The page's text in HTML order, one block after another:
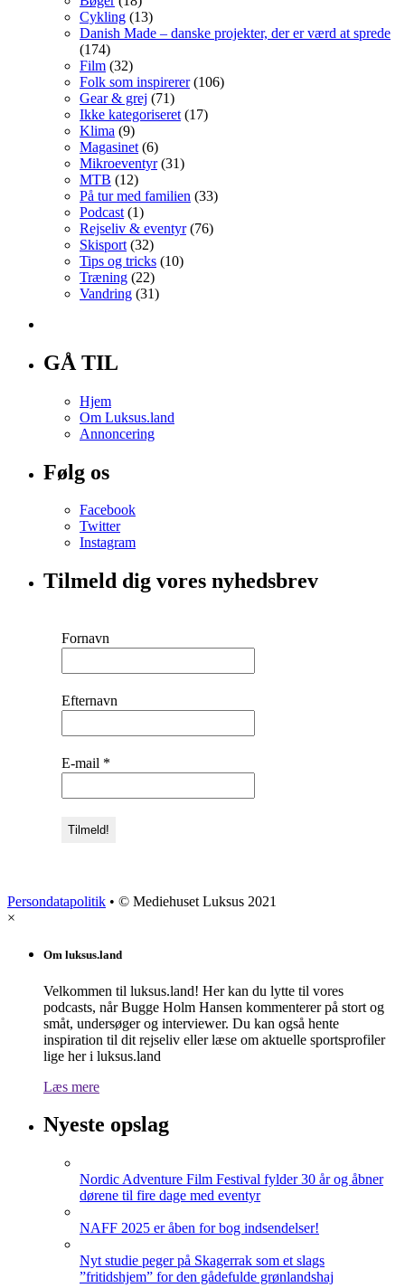
Cykling (13)
Danish Made – danske projekter, der er værd at sprede
(174)
Film (32)
Folk som inspirerer(106)
Gear & grej (71)
Ikke kategoriseret (17)
Klima (9)
Magasinet (6)
Mikroeventyr(31)
MTB (12)
På tur med familien (33)
Podcast (1)
Rejseliv & eventyr(76)
Skisport (32)
Tips og tricks (10)
Træning (22)
Vandring (31)
GÅ TIL
Hjem
Om Luksus.land
Annoncering
Følg os
Facebook
Twitter
Instagram
Tilmeld dig vores nyhedsbrev
Fornavn
Efternavn
E-mail *
Persondatapolitik • © Mediehuset Luksus 2021
×
Om luksus.land
Velkommen til luksus.land! Her kan du lytte til vores
podcasts, når Bugge Holm Hansen kommenterer på stort og
småt, undersøger og interviewer. Du kan også hente
inspiration til dit rejseliv eller læse om aktuelle sportsprofiler
lige her i luksus.land
Læs mere
Nyeste opslag
Nordic Adventure Film Festival fylder 30 år og åbner
dørene til fire dage med eventyr
NAFF 2025 er åben for bog indsendelser!
Nyt studie peger på Skagerrak som et slags
”fritidshjem” for den gådefulde grønlandshaj